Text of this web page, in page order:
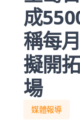
成
稱每
擬開
場
媒體報導